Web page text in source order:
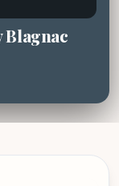
Blagnac